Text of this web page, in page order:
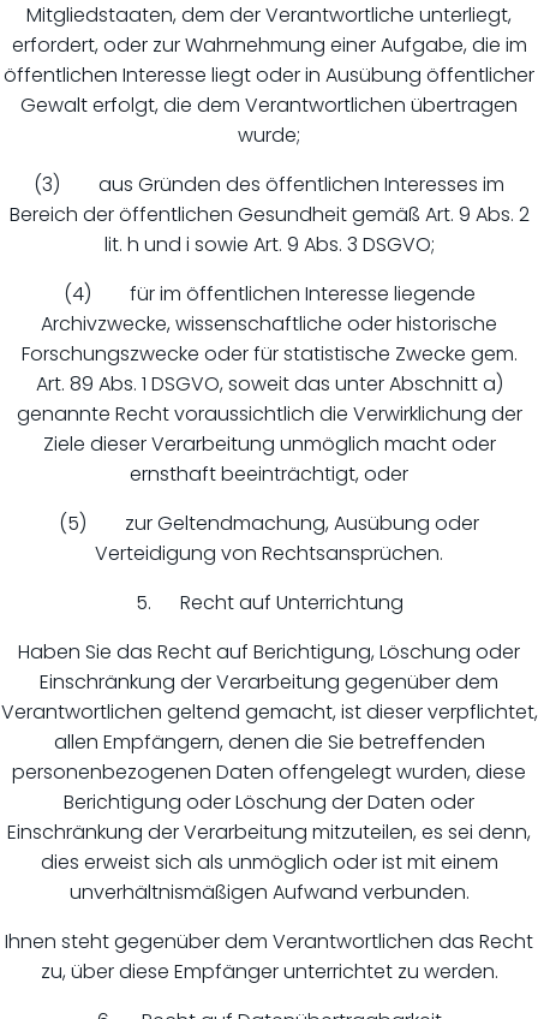
Mitgliedstaaten, dem der Verantwortliche unterliegt,
erfordert, oder zur Wahrnehmung einer Aufgabe, die im
öffentlichen Interesse liegt oder in Ausübung öffentlicher
Gewalt erfolgt, die dem Verantwortlichen übertragen
wurde;
(3) aus Gründen des öffentlichen Interesses im
Bereich der öffentlichen Gesundheit gemäß Art. 9 Abs. 2
lit. h und i sowie Art. 9 Abs. 3 DSGVO;
(4) für im öffentlichen Interesse liegende
Archivzwecke, wissenschaftliche oder historische
Forschungszwecke oder für statistische Zwecke gem.
Art. 89 Abs. 1 DSGVO, soweit das unter Abschnitt a)
genannte Recht voraussichtlich die Verwirklichung der
Ziele dieser Verarbeitung unmöglich macht oder
ernsthaft beeinträchtigt, oder
(5) zur Geltendmachung, Ausübung oder
Verteidigung von Rechtsansprüchen.
5. Recht auf Unterrichtung
Haben Sie das Recht auf Berichtigung, Löschung oder
Einschränkung der Verarbeitung gegenüber dem
Verantwortlichen geltend gemacht, ist dieser verpflichtet,
allen Empfängern, denen die Sie betreffenden
personenbezogenen Daten offengelegt wurden, diese
Berichtigung oder Löschung der Daten oder
Einschränkung der Verarbeitung mitzuteilen, es sei denn,
dies erweist sich als unmöglich oder ist mit einem
unverhältnismäßigen Aufwand verbunden.
Ihnen steht gegenüber dem Verantwortlichen das Recht
zu, über diese Empfänger unterrichtet zu werden.